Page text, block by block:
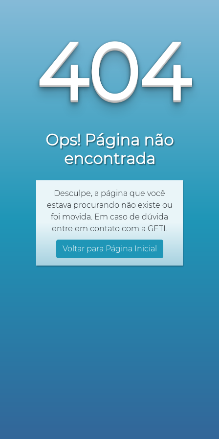
404
Ops! Página não
encontrada
Desculpe, a página que você
estava procurando não existe ou
foi movida. Em caso de dúvida
entre em contato com a GETI.
Voltar para Página Inicial